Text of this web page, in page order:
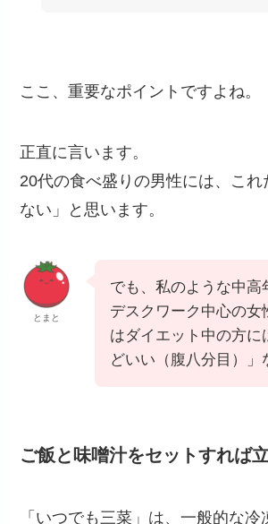
ここ、重要なポイントですよね。
正直に言います。
20代の食べ盛りの男性には、これ
ない」と思います。
とまと
でも、私のような中高
デスクワーク中心の女
はダイエット中の方に
どいい（腹八分目）」
ご飯と味噌汁をセットすれば
「いつでも三菜」は、一般的な